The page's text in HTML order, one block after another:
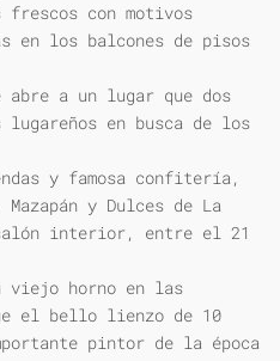
frescos con motivos
los balcones de pisos
abre a un lugar que dos
en busca de los
y famosa confitería,
y Dulces de La
interior, entre el 21
viejo horno en las
el bello lienzo de 10
pintor de la época